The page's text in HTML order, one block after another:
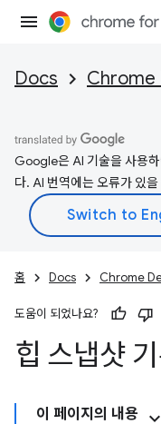
Docs Chrome
Google은 AI 기술을 사용
다. AI 번역에는 오류가 있
홈 Docs Chrome
도움이 되었나요?
힙 스냅샷
이 페이지의 내용